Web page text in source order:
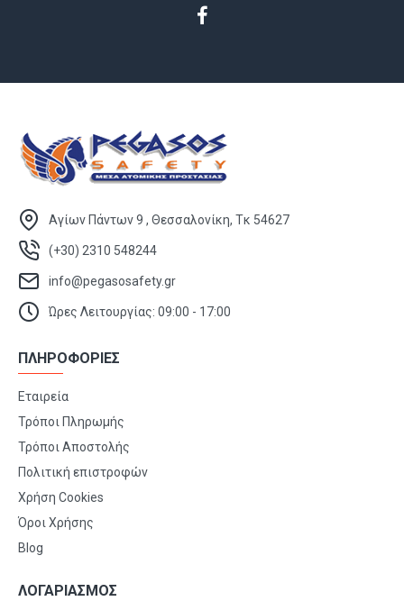
Αγίων Πάντων 9 , Θεσσαλονίκη, Τκ 54627
(+30) 2310 548244
info@pegasosafety.gr
Ώρες Λειτουργίας: 09:00 - 17:00
ΠΛΗΡΟΦΟΡΙΕΣ
Εταιρεία
Τρόποι Πληρωμής
Τρόποι Αποστολής
Πολιτική επιστροφών
Χρήση Cookies
Όροι Χρήσης
Blog
ΛΟΓΑΡΙΑΣΜΟΣ